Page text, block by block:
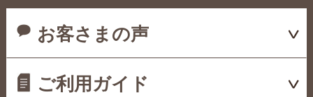
お客さまの声
ご利用ガイド